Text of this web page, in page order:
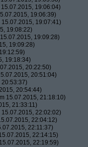
19:06:04)
19:06:39)
15.07.2015, 19:07:41)
19:08:22)
19:09:28)
19:09:28)
19:18:34)
20:22:50)
20:51:04)
20:54:44)
15.07.2015, 21:18:10)
21:33:11)
15.07.2015, 22:02:02)
22:04:12)
22:11:37)
22:14:15)
22:19:59)